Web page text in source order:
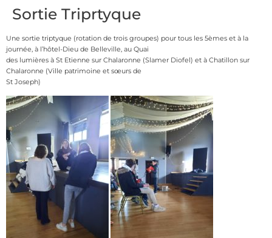
Sortie Triprtyque
Une sortie triptyque (rotation de trois groupes) pour tous les 5èmes et à la
journée, à l’hôtel-Dieu de Belleville, au Quai
des lumières à St Etienne sur Chalaronne (Slamer Diofel) et à Chatillon sur
Chalaronne (Ville patrimoine et sœurs de
St Joseph)